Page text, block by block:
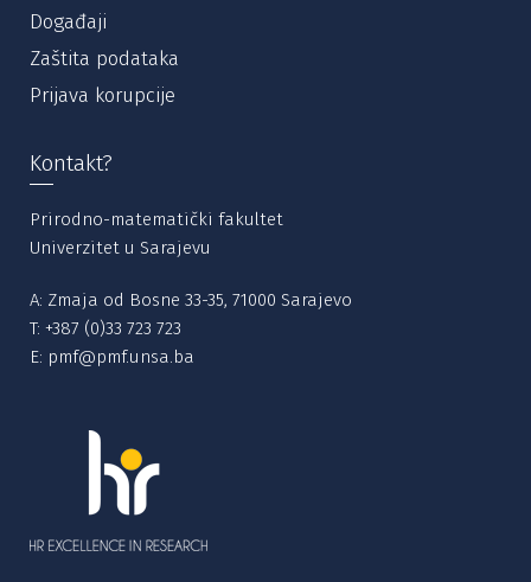
Događaji
Zaštita podataka
Prijava korupcije
Kontakt?
Prirodno-matematički fakultet
Univerzitet u Sarajevu
A: Zmaja od Bosne 33-35, 71000 Sarajevo
T: +387 (0)33 723 723
E: pmf@pmf.unsa.ba